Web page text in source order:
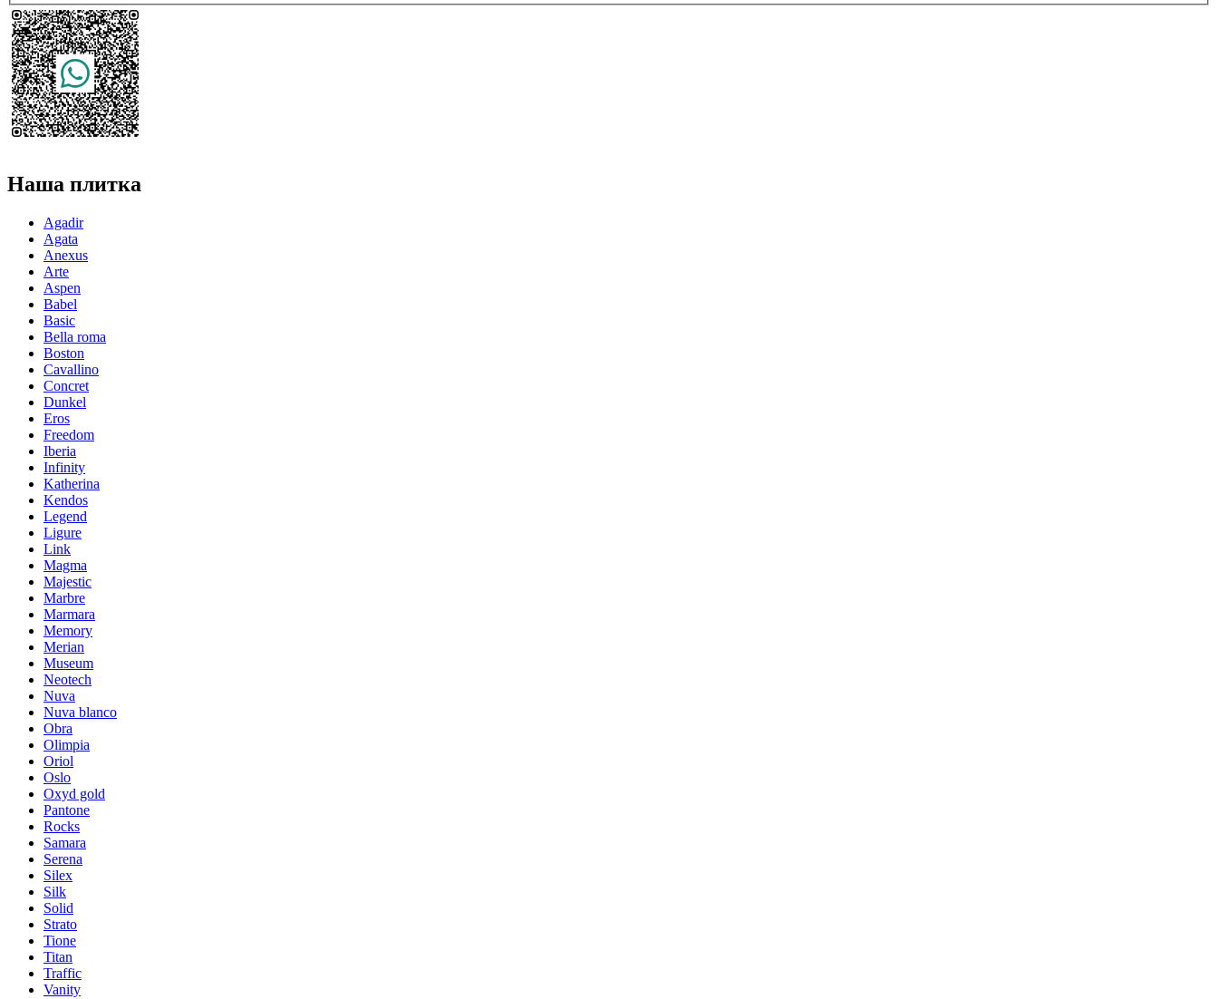
Наша плитка
Agadir
Agata
Anexus
Arte
Aspen
Babel
Basic
Bella roma
Boston
Cavallino
Concret
Dunkel
Eros
Freedom
Iberia
Infinity
Katherina
Kendos
Legend
Ligure
Link
Magma
Majestic
Marbre
Marmara
Memory
Merian
Museum
Neotech
Nuva
Nuva blanco
Obra
Olimpia
Oriol
Oslo
Oxyd gold
Pantone
Rocks
Samara
Serena
Silex
Silk
Solid
Strato
Tione
Titan
Traffic
Vanity